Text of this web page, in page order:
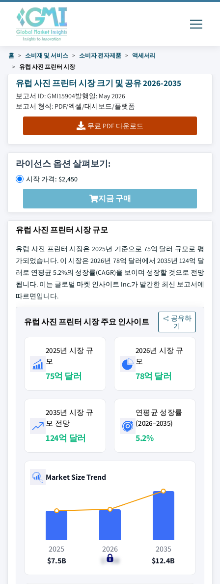
홈 소비재 및 서비스 소비자 전자제품
액세서리
유럽 ​​사진 프린터 시장
유럽 ​​사진 프린터 시장 크기 및 공유 2026-2035
보고서 ID: GMI15904발행일: May 2026
보고서 형식: PDF/엑셀/대시보드/플랫폼
무료 PDF 다운로드
라이선스 옵션 살펴보기:
시작 가격: $2,450
지금 구매
유럽 사진 프린터 시장 규모
유럽 사진 프린터 시장은 2025년 기준으로 75억 달러 규모로 평
가되었습니다. 이 시장은 2026년 78억 달러에서 2035년 124억 달
러로 연평균 5.2%의 성장률(CAGR)을 보이며 성장할 것으로 전망
됩니다. 이는 글로벌 마켓 인사이트 Inc.가 발간한 최신 보고서에
따르면입니다.
유럽 사진 프린터 시장 주요 인사이트
공유하
기
2025년 시장 규
모
75억 달러
2026년 시장 규
모
78억 달러
2035년 시장 규
모 전망
124억 달러
연평균 성장률
(2026–2035)
5.2%
Market Size Trend
2025
$7.5B
2026
$7.8B
2035
$12.4B